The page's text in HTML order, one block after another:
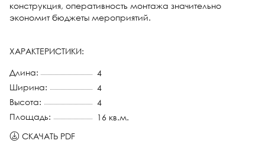
конструкция, оперативность монтажа значительно
экономит бюджеты мероприятий.
ХАРАКТЕРИСТИКИ:
Длина:
4
Ширина:
4
Высота:
4
Площадь:
16 кв.м.
СКАЧАТЬ PDF